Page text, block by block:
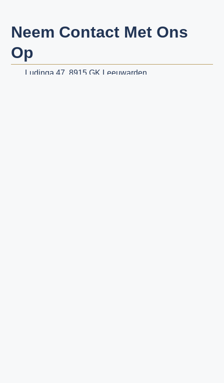
Neem Contact Met Ons
Op
Ludinga 47, 8915 GK Leeuwarden